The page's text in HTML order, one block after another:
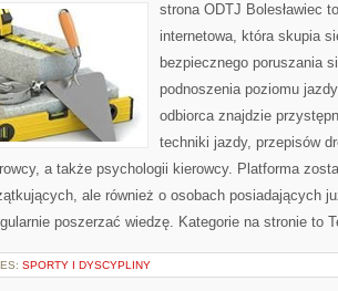
strona ODTJ Bolesławiec
internetowa, która skupia
bezpiecznego poruszania
podnoszenia poziomu
odbiorca znajdzie
techniki jazdy, przepisów
a także psychologii kierowcy. Platforma
ale również o osobach posiadających
poszerzać wiedzę. Kategorie na stronie to
SPORTY I DYSCYPLINY